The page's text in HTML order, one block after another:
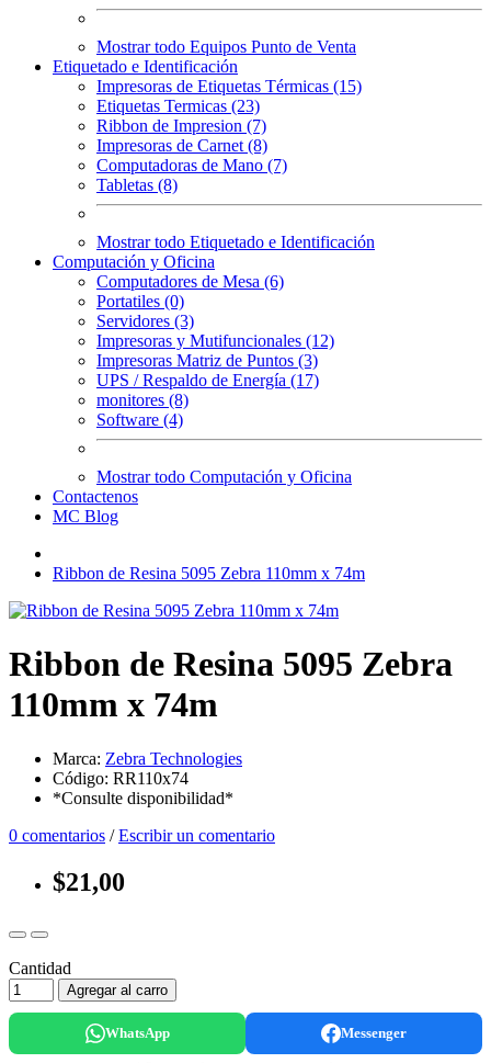
Mostrar todo Equipos Punto de Venta
Etiquetado e Identificación
Impresoras de Etiquetas Térmicas (15)
Etiquetas Termicas (23)
Ribbon de Impresion (7)
Impresoras de Carnet (8)
Computadoras de Mano (7)
Tabletas (8)
Mostrar todo Etiquetado e Identificación
Computación y Oficina
Computadores de Mesa (6)
Portatiles (0)
Servidores (3)
Impresoras y Mutifuncionales (12)
Impresoras Matriz de Puntos (3)
UPS / Respaldo de Energía (17)
monitores (8)
Software (4)
Mostrar todo Computación y Oficina
Contactenos
MC Blog
Ribbon de Resina 5095 Zebra 110mm x 74m
Ribbon de Resina 5095 Zebra
110mm x 74m
Marca: Zebra Technologies
Código: RR110x74
*Consulte disponibilidad*
0 comentarios /Escribir un comentario
$21,00
Cantidad
Agregar al carro
WhatsApp Messenger